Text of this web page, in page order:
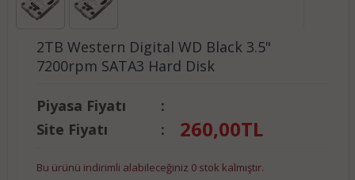
2TB Western Digital WD Black 3.5"
7200rpm SATA3 Hard Disk
Piyasa Fiyatı
:
Site Fiyatı
: 260,00TL
Bu ürünü indirimli alabileceğiniz 0 stok kalmıştır.